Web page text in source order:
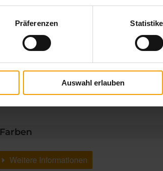
Präferenzen
Auswahl erlauben
Schiebeelemente aus Glas, Holz oder
Zusätzlicher Pfosten zur Schaffung eines
Eingerückter Pfosten zur Realisierung
Bedienung mittels WMS Sender
Automatische Steuerung mit der WMS
Weitere Informationen zu
Farben
Weitere Informationen